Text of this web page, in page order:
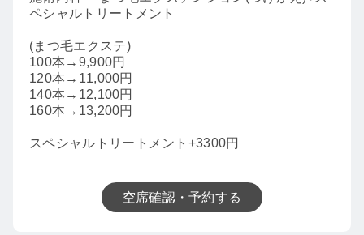
ペシャルトリートメント
(まつ毛エクステ)
100本→9,900円
120本→11,000円
140本→12,100円
160本→13,200円
スペシャルトリートメント+3300円
空席確認・予約する